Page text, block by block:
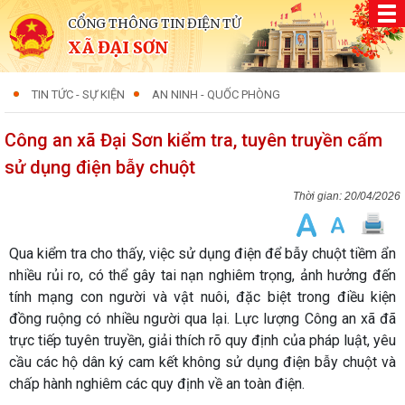
CỔNG THÔNG TIN ĐIỆN TỬ
XÃ ĐẠI SƠN
TIN TỨC - SỰ KIỆN AN NINH - QUỐC PHÒNG
Công an xã Đại Sơn kiểm tra, tuyên truyền cấm
sử dụng điện bẫy chuột
20/04/2026
Qua kiểm tra cho thấy, việc sử dụng điện để bẫy chuột tiềm ẩn
nhiều rủi ro, có thể gây tai nạn nghiêm trọng, ảnh hưởng đến
tính mạng con người và vật nuôi, đặc biệt trong điều kiện
đồng ruộng có nhiều người qua lại. Lực lượng Công an xã đã
trực tiếp tuyên truyền, giải thích rõ quy định của pháp luật, yêu
cầu các hộ dân ký cam kết không sử dụng điện bẫy chuột và
chấp hành nghiêm các quy định về an toàn điện.